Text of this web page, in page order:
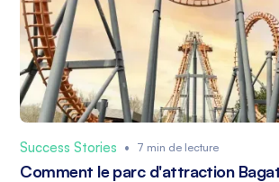
Success Stories • 7 min de lecture
Comment le parc d'attraction